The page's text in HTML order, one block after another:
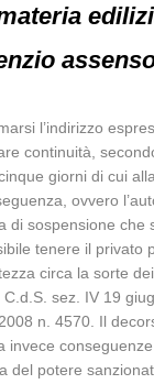
l’indirizzo
continuità,
giorni di cui
ovvero
di sospensione che
tenere il privato
circa la sorte
sez. IV 19
n. 4570. Il
invece
del potere